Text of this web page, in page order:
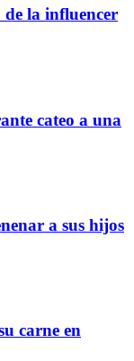
la influencer
cateo a una
a sus hijos
carne en